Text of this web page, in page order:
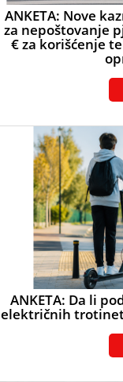
ANKETA: Nove
za nepoštovanje
€ za korišćenje
ANKETA: Da li
električnih